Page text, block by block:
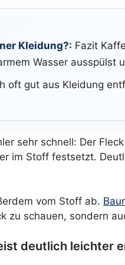
Kleidung?: Fazit
Wasser
oft gut aus Kleidung
sehr schnell: Der
im Stoff festsetzt.
vom Stoff ab.
zu schauen, sondern
deutlich leichter